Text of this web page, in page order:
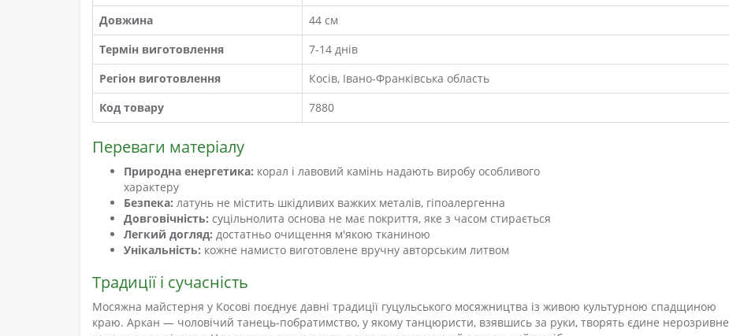
Довжина
44 см
Термін виготовлення
7-14 днів
Регіон виготовлення
Косів, Івано-Франківська область
Код товару
7880
Переваги матеріалу
Природна енергетика: корал і лавовий камінь надають виробу особливого
характеру
Безпека: латунь не містить шкідливих важких металів, гіпоалергенна
Довговічність: суцільнолита основа не має покриття, яке з часом стирається
Легкий догляд: достатньо очищення м'якою тканиною
Унікальність: кожне намисто виготовлене вручну авторським литвом
Традиції і сучасність
Мосяжна майстерня у Косові поєднує давні традиції гуцульського мосяжництва із живою культурною спадщиною
краю. Аркан — чоловічий танець-побратимство, у якому танцюристи, взявшись за руки, творять єдине нерозривне